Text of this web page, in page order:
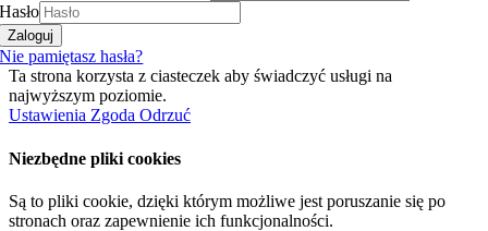
Hasło
Zaloguj
Nie pamiętasz hasła?
Ta strona korzysta z ciasteczek aby świadczyć usługi na
najwyższym poziomie.
Ustawienia Zgoda Odrzuć
Niezbędne pliki cookies
Są to pliki cookie, dzięki którym możliwe jest poruszanie się po
stronach oraz zapewnienie ich funkcjonalności.